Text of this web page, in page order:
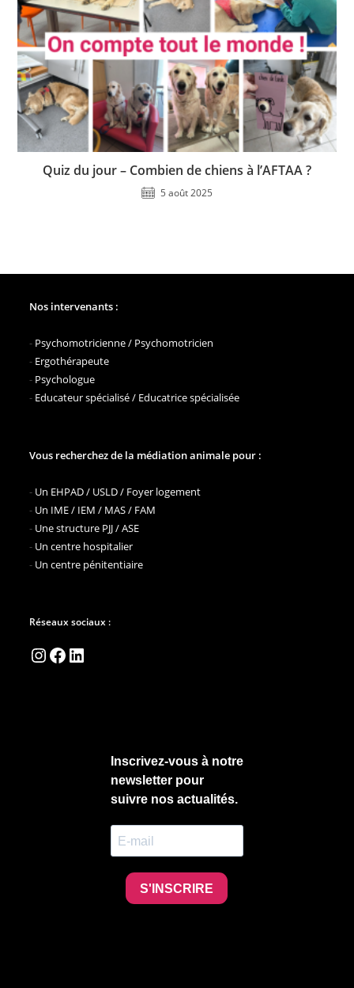
Quiz du jour – Combien de chiens à l’AFTAA ?
5 août 2025
Nos intervenants :
- Psychomotricienne / Psychomotricien
- Ergothérapeute
- Psychologue
- Educateur spécialisé / Educatrice spécialisée
Vous recherchez de la médiation animale pour :
- Un EHPAD / USLD / Foyer logement
- Un IME / IEM / MAS / FAM
- Une structure PJJ / ASE
- Un centre hospitalier
- Un centre pénitentiaire
Réseaux sociaux :
Instagram
Facebook
LinkedIn